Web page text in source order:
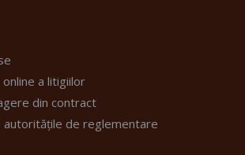
a litigiilor
din contract
de reglementare